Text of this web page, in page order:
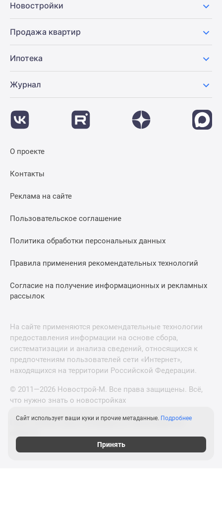
Новостройки
Продажа квартир
Ипотека
Журнал
О проекте
Контакты
Реклама на сайте
Пользовательское соглашение
Политика обработки персональных данных
Правила применения рекомендательных технологий
Согласие на получение информационных и рекламных
рассылок
На сайте применяются рекомендательные технологии
предоставления информации на основе сбора,
систематизации и анализа сведений, относящихся к
предпочтениям пользователей сети «Интернет»,
находящихся на территории Российской Федерации.
© 2011—2026 Новострой-М. Все права защищены. Всё,
что нужно знать о новостройках
Новостройки Санкт-Петербурга и Ленинградской
Сайт использует ваши куки и прочие метаданные. Подробнее
Принять